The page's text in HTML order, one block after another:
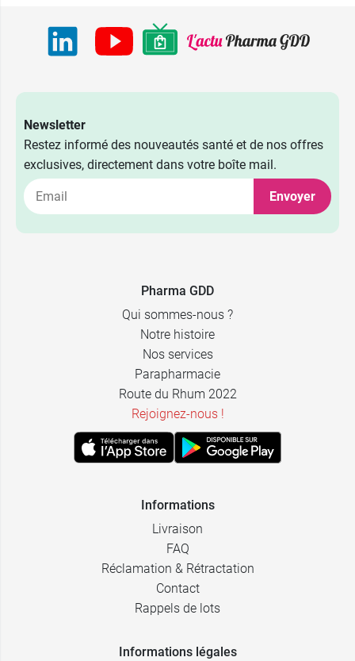
A l'unité
125 ml 4,99 €
Newsletter
Restez informé des nouveautés santé et de nos offres
exclusives, directement dans votre boîte mail.
Envoyer
Pharma GDD
Qui sommes-nous ?
Notre histoire
Nos services
Parapharmacie
Route du Rhum 2022
Rejoignez-nous !
Informations
Livraison
FAQ
Réclamation & Rétractation
Contact
Rappels de lots
Informations légales